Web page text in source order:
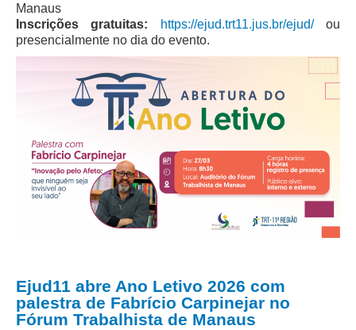
Manaus
Inscrições gratuitas:
https://ejud.trt11.jus.br/ejud/ou
presencialmente no dia do evento.
Ejud11 abre Ano Letivo 2026 com
palestra de Fabrício Carpinejar no
Fórum Trabalhista de Manaus